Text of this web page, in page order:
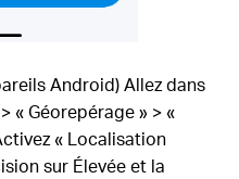
Android) Allez dans
« Géorepérage » > «
« Localisation
sur Élevée et la